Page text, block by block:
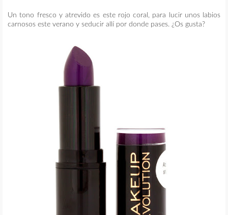
Un tono fresco y atrevido es este rojo coral, para lucir unos labios
carnosos este verano y seducir allí por donde pases. ¿Os gusta?